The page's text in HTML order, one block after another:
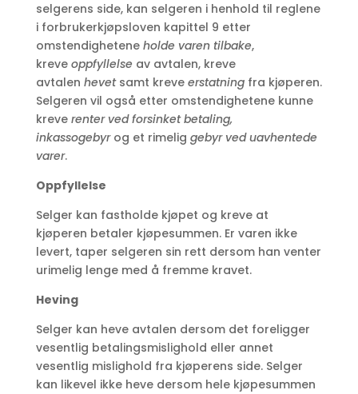
selgerens side, kan selgeren i henhold til reglene
i forbrukerkjøpsloven kapittel 9 etter
omstendighetene holde varen tilbake,
kreve oppfyllelse av avtalen, kreve
avtalen hevet samt kreve erstatning fra kjøperen.
Selgeren vil også etter omstendighetene kunne
kreve renter ved forsinket betaling,
inkassogebyr og et rimelig gebyr ved uavhentede
varer.
Oppfyllelse
Selger kan fastholde kjøpet og kreve at
kjøperen betaler kjøpesummen. Er varen ikke
levert, taper selgeren sin rett dersom han venter
urimelig lenge med å fremme kravet.
Heving
Selger kan heve avtalen dersom det foreligger
vesentlig betalingsmislighold eller annet
vesentlig mislighold fra kjøperens side. Selger
kan likevel ikke heve dersom hele kjøpesummen